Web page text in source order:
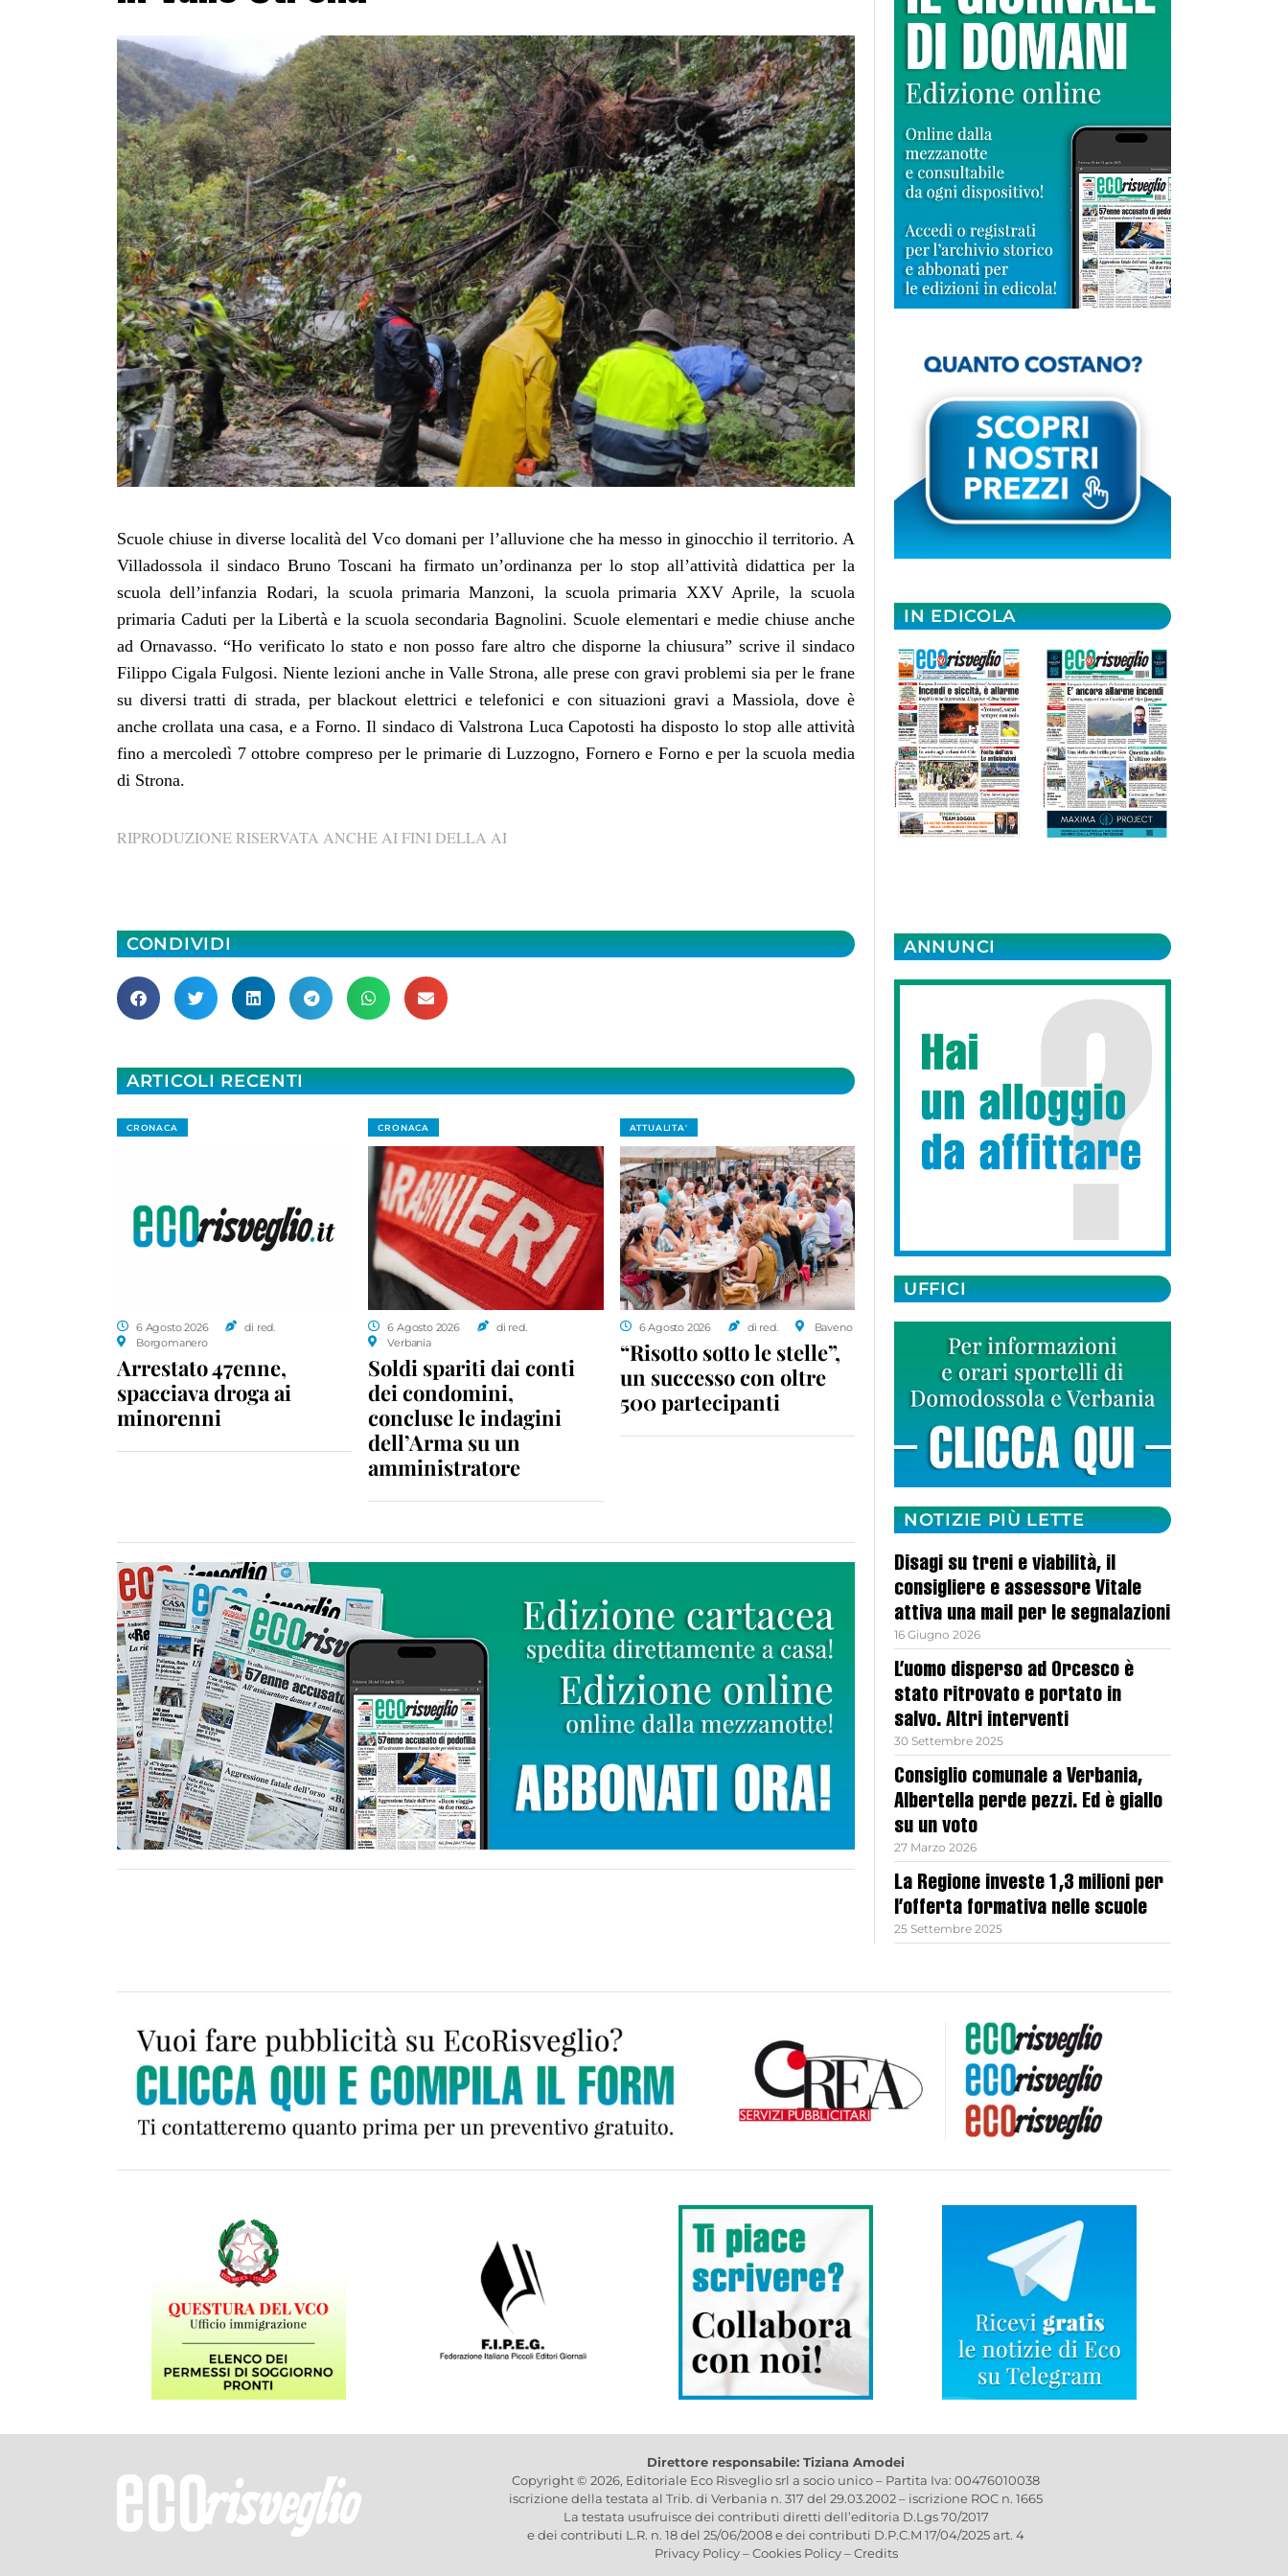
Scuole chiuse in diverse località del Vco domani per l’alluvione che ha messo in ginocchio il territorio. A
Villadossola il sindaco Bruno Toscani ha firmato un’ordinanza per lo stop all’attività didattica per la
scuola dell’infanzia Rodari, la scuola primaria Manzoni, la scuola primaria XXV Aprile, la scuola
primaria Caduti per la Libertà e la scuola secondaria Bagnolini. Scuole elementari e medie chiuse anche
ad Ornavasso. “Ho verificato lo stato e non posso fare altro che disporne la chiusura” scrive il sindaco
Filippo Cigala Fulgosi. Niente lezioni anche in Valle Strona, alle prese con gravi problemi sia per le frane
su diversi tratti di strada, per blackout elettrici e telefonici e con situazioni gravi a Massiola, dove è
anche crollata una casa, e a Forno. Il sindaco di Valstrona Luca Capotosti ha disposto lo stop alle attività
fino a mercoledì 7 ottobre compreso per le primarie di Luzzogno, Fornero e Forno e per la scuola media
di Strona.
RIPRODUZIONE RISERVATA ANCHE AI FINI DELLA AI
CONDIVIDI
ARTICOLI RECENTI
CRONACA
6 Agosto 2026
di red.
Borgomanero
Arrestato 47enne,
spacciava droga ai
minorenni
CRONACA
6 Agosto 2026
di red.
Verbania
Soldi spariti dai conti
dei condomini,
concluse le indagini
dell’Arma su un
amministratore
ATTUALITA'
6 Agosto 2026 di red. Baveno
“Risotto sotto le stelle”,
un successo con oltre
500 partecipanti
IN EDICOLA
ANNUNCI
UFFICI
NOTIZIE PIÙ LETTE
Disagi su treni e viabilità, il
consigliere e assessore Vitale
attiva una mail per le segnalazioni
16 Giugno 2026
L’uomo disperso ad Orcesco è
stato ritrovato e portato in
salvo. Altri interventi
30 Settembre 2025
Consiglio comunale a Verbania,
Albertella perde pezzi. Ed è giallo
su un voto
27 Marzo 2026
La Regione investe 1,3 milioni per
l’offerta formativa nelle scuole
25 Settembre 2025
Direttore responsabile: Tiziana Amodei
Copyright © 2026, Editoriale Eco Risveglio srl a socio unico – Partita Iva: 00476010038
iscrizione della testata al Trib. di Verbania n. 317 del 29.03.2002 – iscrizione ROC n. 1665
La testata usufruisce dei contributi diretti dell’editoria D.Lgs 70/2017
e dei contributi L.R. n. 18 del 25/06/2008 e dei contributi D.P.C.M 17/04/2025 art. 4
Privacy Policy–Cookies Policy–Credits